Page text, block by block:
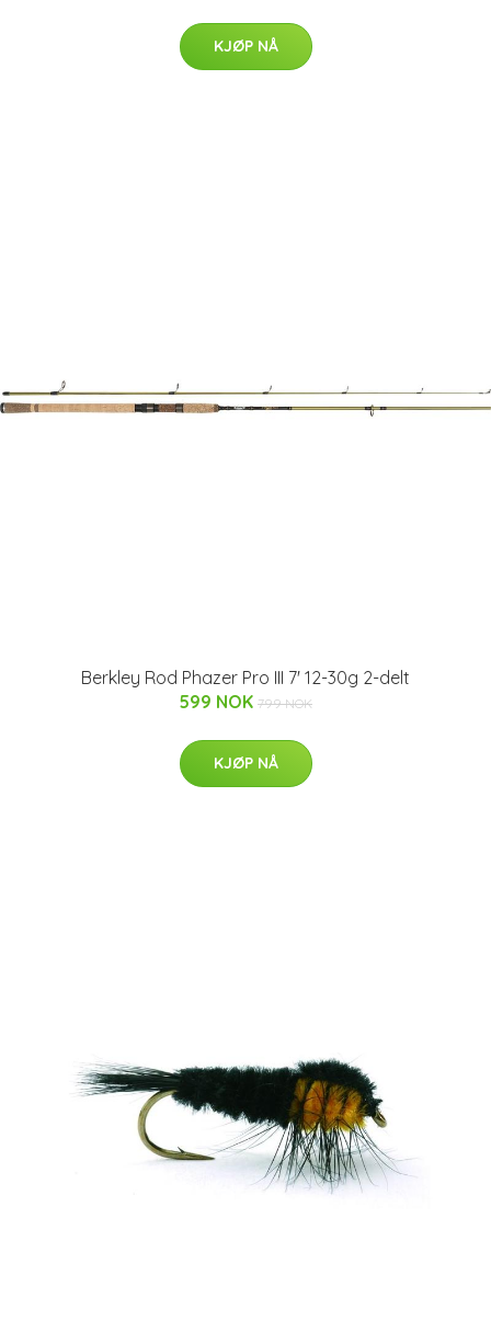
KJØP NÅ
Berkley Rod Phazer Pro III 7' 12-30g 2-delt
599 NOK 799 NOK
KJØP NÅ